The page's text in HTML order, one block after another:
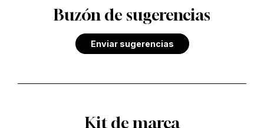
Buzón de sugerencias
Enviar sugerencias
Kit de marca